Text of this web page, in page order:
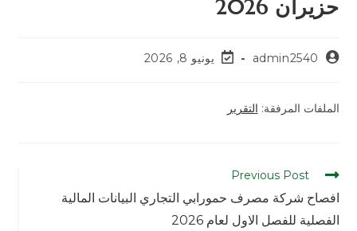
حزيران 2026
admin2540 يونيو 8, 2026
الملفات المرفقة: التقرير
Previous Post
افصاح شركة مصرف حمورابي التجاري البيانات المالية
الفصلية للفصل الاول لعام 2026